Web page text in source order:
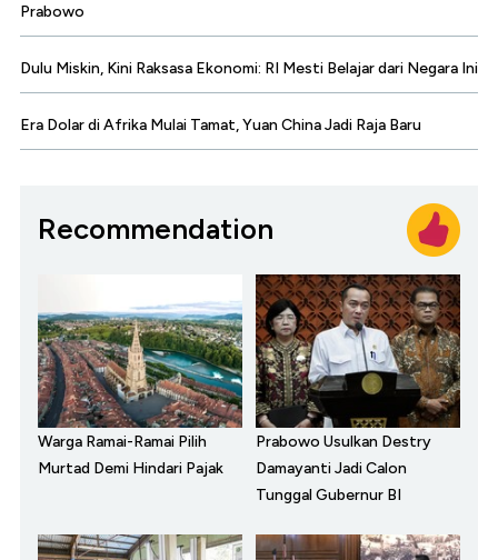
Prabowo
Dulu Miskin, Kini Raksasa Ekonomi: RI Mesti Belajar dari Negara Ini
Era Dolar di Afrika Mulai Tamat, Yuan China Jadi Raja Baru
Recommendation
Warga Ramai-Ramai Pilih
Murtad Demi Hindari Pajak
Prabowo Usulkan Destry
Damayanti Jadi Calon
Tunggal Gubernur BI